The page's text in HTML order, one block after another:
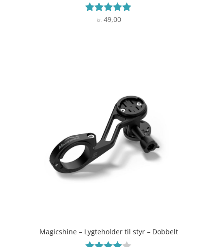
Vurderet
kr. 49,00
Magicshine – Lygteholder til styr – Dobbelt